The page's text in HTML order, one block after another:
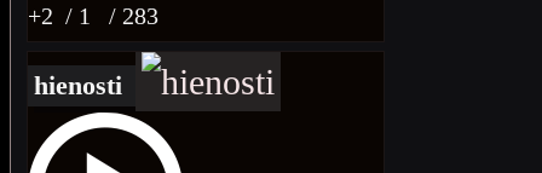
+2 / 1 / 283
hienosti